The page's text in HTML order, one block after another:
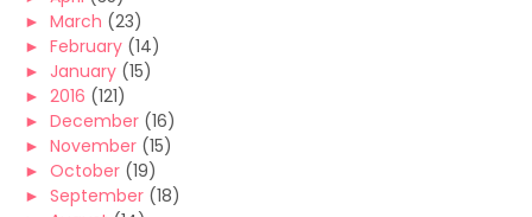
► March (23)
► February (14)
► January (15)
► 2016 (121)
► December (16)
► November (15)
► October (19)
► September (18)